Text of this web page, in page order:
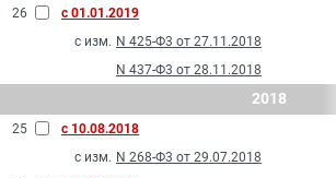
26
с 01.01.2019
с изм. N 425-Ф3 от 27.11.2018
N 437-Ф3 от 28.11.2018
2018
25
с 10.08.2018
с изм. N 268-Ф3 от 29.07.2018